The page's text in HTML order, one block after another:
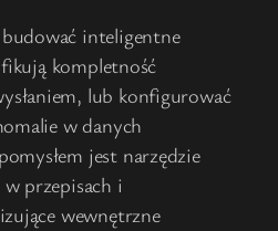
inteligentne
kompletność
lub konfigurować
w danych
jest narzędzie
przepisach i
wewnętrzne